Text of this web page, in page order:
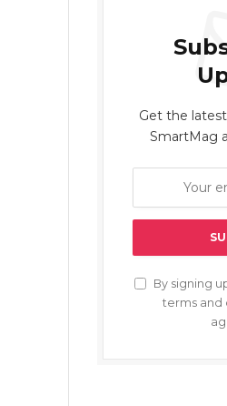
Get the
SmartMag
By signing
terms and